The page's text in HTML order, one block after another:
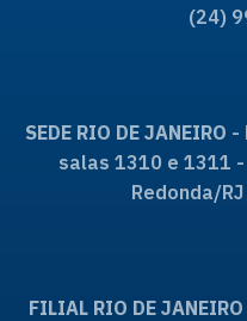
(24)
SEDE RIO DE JANEIRO -
salas 1310 e 1311
Redonda/
FILIAL RIO DE JANEIRO